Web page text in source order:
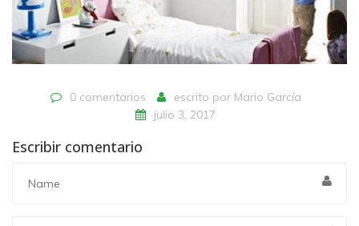
0 comentarios escrito por Mario García
julio 3, 2017
Escribir comentario